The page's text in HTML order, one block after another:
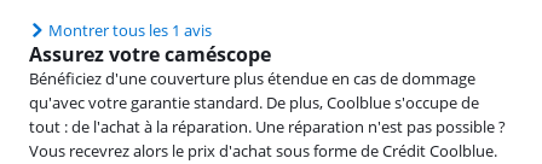
Montrer tous les 1 avis
Assurez votre caméscope
Bénéficiez d'une couverture plus étendue en cas de dommage
qu'avec votre garantie standard. De plus, Coolblue s'occupe de
tout : de l'achat à la réparation. Une réparation n'est pas possible ?
Vous recevrez alors le prix d'achat sous forme de Crédit Coolblue.